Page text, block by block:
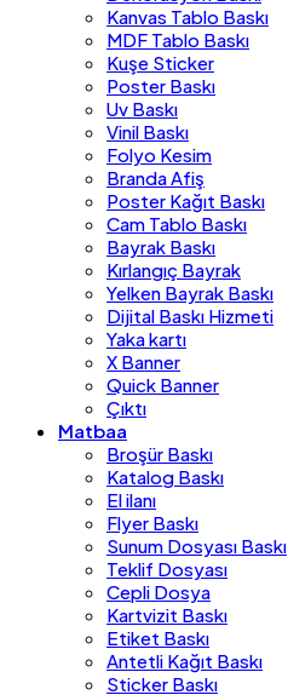
Kanvas Tablo Baskı
MDF Tablo Baskı
Kuşe Sticker
Poster Baskı
Uv Baskı
Vinil Baskı
Folyo Kesim
Branda Afiş
Poster Kağıt Baskı
Cam Tablo Baskı
Bayrak Baskı
Kırlangıç Bayrak
Yelken Bayrak Baskı
Dijital Baskı Hizmeti
Yaka kartı
X Banner
Quick Banner
Çıktı
Matbaa
Broşür Baskı
Katalog Baskı
El ilanı
Flyer Baskı
Sunum Dosyası Baskı
Teklif Dosyası
Cepli Dosya
Kartvizit Baskı
Etiket Baskı
Antetli Kağıt Baskı
Sticker Baskı